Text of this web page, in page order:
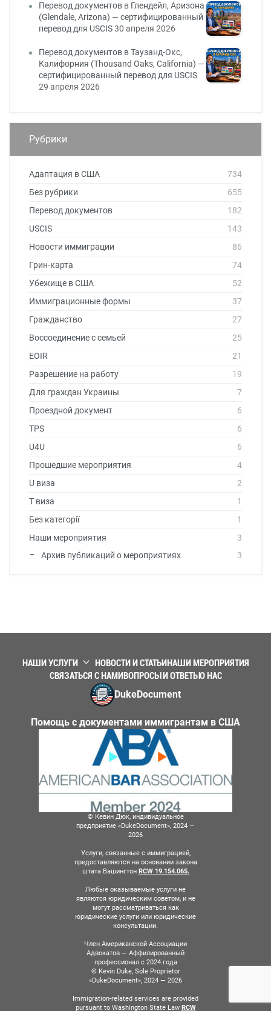
Перевод документов в Глендейл, Аризона
(Glendale, Arizona) — сертифицированный
перевод для USCIS30 апреля 2026
Перевод документов в Таузанд-Окс,
Калифорния (Thousand Oaks, California) —
сертифицированный перевод для USCIS
29 апреля 2026
Рубрики
Адаптация в США
734
Без рубрики
655
Перевод документов
182
USCIS
143
Новости иммиграции
86
Грин-карта
74
Убежище в США
52
Иммиграционные формы
37
Гражданство
27
Воссоединение с семьей
25
EOIR
21
Разрешение на работу
19
Для граждан Украины
7
Проездной документ
6
TPS
6
U4U
6
Прошедшие мероприятия
4
U виза
2
T виза
1
Без категорії
1
Наши мероприятия
3
Архив публикаций о мероприятиях
3
НАШИ УСЛУГИ НОВОСТИ И СТАТЬИНАШИ МЕРОПРИЯТИЯ
СВЯЗАТЬСЯ С НАМИВОПРОСЫ И ОТВЕТЫО НАС
DukeDocument
Помощь с документами иммигрантам в США
© Кевин Дюк, индивидуальное
предприятие «DukeDocument», 2024 —
2026
Услуги, связанные с иммиграцией,
предоставляются на основании закона
штата Вашингтон RCW 19.154.065.
Любые оказываемые услуги не
являются юридическим советом, и не
могут рассматриваться как
юридические услуги или юридические
консультации.
Член Американской Ассоциации
Адвокатов — Аффилированный
профессионал с 2024 года
© Kevin Duke, Sole Proprietor
«DukeDocument», 2024 — 2026
Immigration-related services are provided
pursuant to Washington State Law RCW